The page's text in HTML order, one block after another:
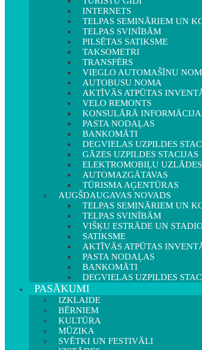
INTERNETS
TELPAS SEMINĀRIEM UN
TELPAS SVINĪBĀM
PILSĒTAS SATIKSME
TAKSOMETRI
TRANSFĒRS
VIEGLO AUTOMAŠĪNU
AUTOBUSU NOMA
AKTĪVĀS ATPŪTAS
VELO REMONTS
KONSULĀRĀ INFORMĀCIJA
PASTA NODAĻAS
BANKOMĀTI
DEGVIELAS UZPILDES
GĀZES UZPILDES STACIJAS
ELEKTROMOBIĻU
AUTOMAZGĀTAVAS
TŪRISMA AĢENTŪRAS
AUGŠDAUGAVAS NOVADS
TELPAS SEMINĀRIEM UN
TELPAS SVINĪBĀM
VIŠĶU ESTRĀDE UN
SATIKSME
AKTĪVĀS ATPŪTAS
PASTA NODAĻAS
BANKOMĀTI
DEGVIELAS UZPILDES
PASĀKUMI
IZKLAIDE
BĒRNIEM
KULTŪRA
MŪZIKA
SVĒTKI UN FESTIVĀLI